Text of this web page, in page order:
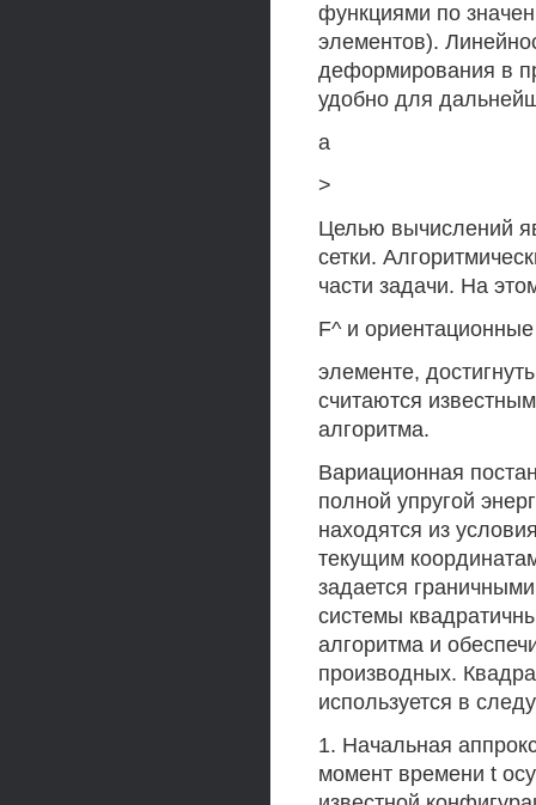
функциями по
элементов).
деформирования в
удобно для
а
>
Целью вычислений
сетки.
части задачи. На
F^ и
элементе,
считаются
алгоритма.
Вариационная
полной упругой
находятся из
текущим
задается
системы
алгоритма и
производных.
используется в
1. Начальная
момент времени t